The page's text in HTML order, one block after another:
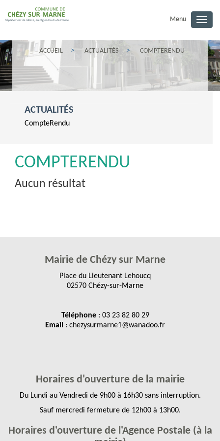
Menu
ACCUEIL ACTUALITÉS COMPTERENDU
ACTUALITÉS
CompteRendu
COMPTERENDU
Aucun résultat
Mairie de Chézy sur Marne
Place du Lieutenant Lehoucq
02570 Chézy-sur-Marne
Téléphone: 03 23 82 80 29
Email : chezysurmarne1@wanadoo.fr
Horaires d'ouverture de la mairie
Du Lundi au Vendredi de 9h00 à 16h30 sans interruption.
Sauf mercredi fermeture de 12h00 à 13h00.
Horaires d'ouverture de l'Agence Postale (à la